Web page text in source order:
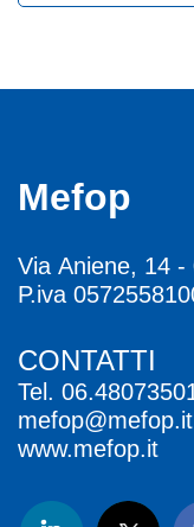
Mefop
Via Aniene, 14 -
P.iva
CONTATTI
Tel.
mefop@mefop.it
www.mefop.it